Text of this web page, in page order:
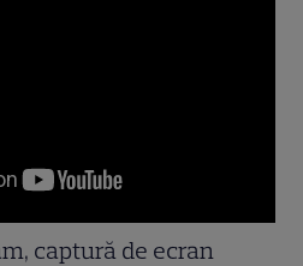
captură de ecran